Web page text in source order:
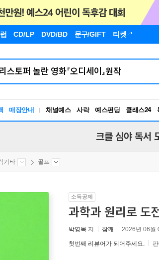
CD/LP DVD/BD 문구/GIFT 티켓
매장안내 채널예스 사락 예스펀딩 클래스24
크클 심야 독서
기타 골프
소득공제
과학과 원리로 도
박영목 저 참깨 2026년 06월
첫번째 리뷰어가 되어주세요.